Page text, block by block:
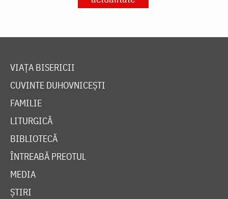
VIAȚA BISERICII
CUVINTE DUHOVNICEȘTI
FAMILIE
LITURGICĂ
BIBLIOTECĂ
ÎNTREABĂ PREOTUL
MEDIA
ȘTIRI